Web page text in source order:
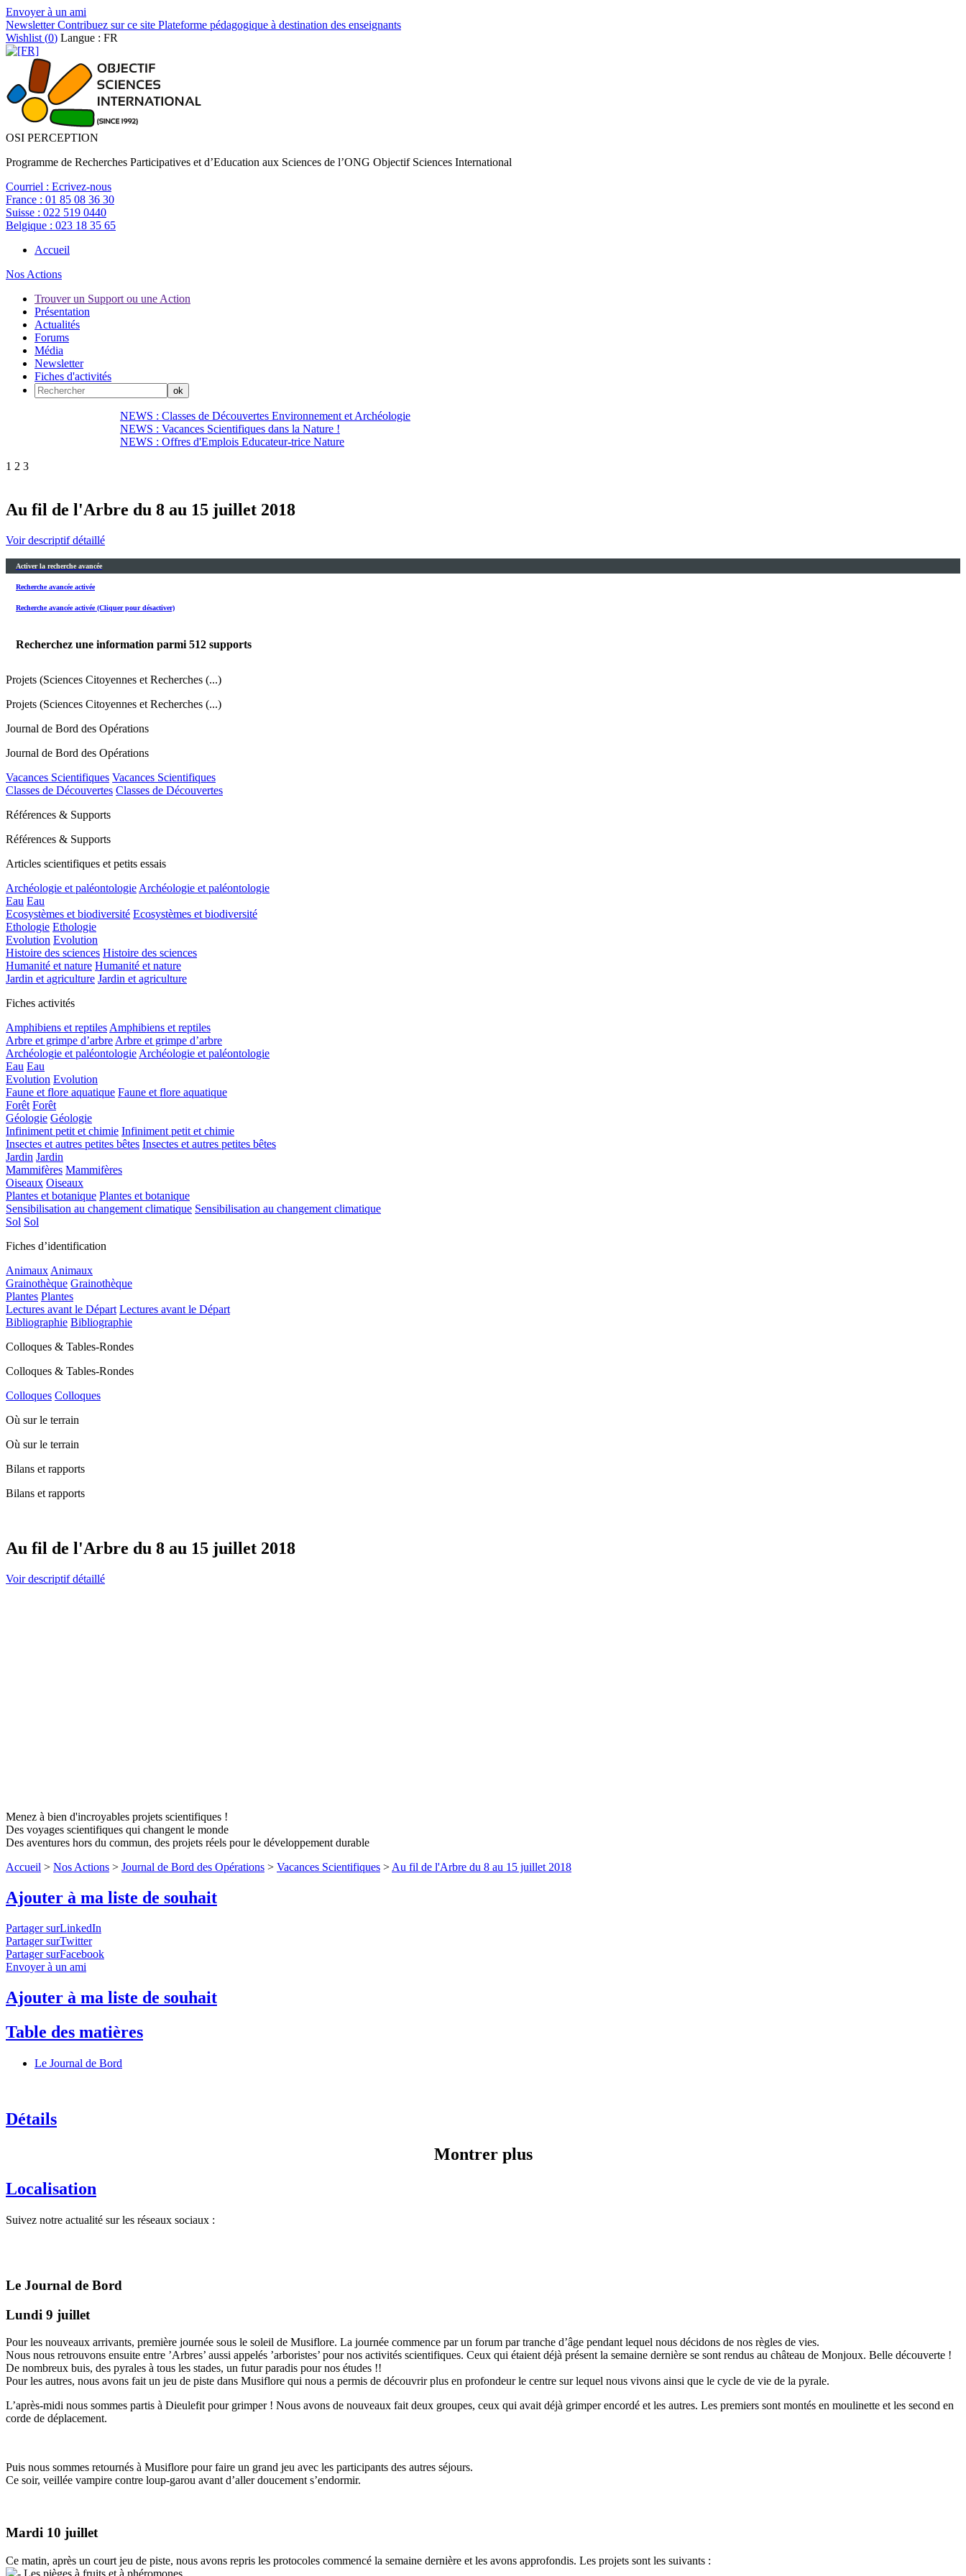
Envoyer à un ami
NewsletterContribuez sur ce site Plateforme pédagogique à destination des enseignants
Wishlist (0) Langue : FR
OSI PERCEPTION
Programme de Recherches Participatives et d’Education aux Sciences de l’ONG Objectif Sciences International
Courriel : Ecrivez-nous
France : 01 85 08 36 30
Suisse : 022 519 0440
Belgique : 023 18 35 65
Accueil
Nos Actions
Trouver un Support ou une Action
Présentation
Actualités
Forums
Média
Newsletter
Fiches d'activités
NEWS : Classes de Découvertes Environnement et Archéologie
NEWS : Vacances Scientifiques dans la Nature !
NEWS : Offres d'Emplois Educateur-trice Nature
1 2 3
Au fil de l'Arbre du 8 au 15 juillet 2018
Voir descriptif détaillé
Activer la recherche avancée
Recherche avancée activée
Recherche avancée activée (Cliquer pour désactiver)
Recherchez une information parmi 512 supports
Projets (Sciences Citoyennes et Recherches (...)
Projets (Sciences Citoyennes et Recherches (...)
Journal de Bord des Opérations
Journal de Bord des Opérations
Vacances Scientifiques Vacances Scientifiques
Classes de Découvertes Classes de Découvertes
Références & Supports
Références & Supports
Articles scientifiques et petits essais
Archéologie et paléontologie Archéologie et paléontologie
Eau Eau
Ecosystèmes et biodiversité Ecosystèmes et biodiversité
Ethologie Ethologie
Evolution Evolution
Histoire des sciences Histoire des sciences
Humanité et nature Humanité et nature
Jardin et agriculture Jardin et agriculture
Fiches activités
Amphibiens et reptiles Amphibiens et reptiles
Arbre et grimpe d’arbre Arbre et grimpe d’arbre
Archéologie et paléontologie Archéologie et paléontologie
Eau Eau
Evolution Evolution
Faune et flore aquatique Faune et flore aquatique
Forêt Forêt
Géologie Géologie
Infiniment petit et chimie Infiniment petit et chimie
Insectes et autres petites bêtes Insectes et autres petites bêtes
Jardin Jardin
Mammifères Mammifères
Oiseaux Oiseaux
Plantes et botanique Plantes et botanique
Sensibilisation au changement climatique Sensibilisation au changement climatique
Sol Sol
Fiches d’identification
Animaux Animaux
Grainothèque Grainothèque
Plantes Plantes
Lectures avant le Départ Lectures avant le Départ
Bibliographie Bibliographie
Colloques & Tables-Rondes
Colloques & Tables-Rondes
Colloques Colloques
Où sur le terrain
Où sur le terrain
Bilans et rapports
Bilans et rapports
Au fil de l'Arbre du 8 au 15 juillet 2018
Voir descriptif détaillé
Menez à bien d'incroyables projets scientifiques !
Des voyages scientifiques qui changent le monde
Des aventures hors du commun, des projets réels pour le développement durable
Accueil > Nos Actions > Journal de Bord des Opérations > Vacances Scientifiques > Au fil de l'Arbre du 8 au 15 juillet 2018
Ajouter à ma liste de souhait
Partager surLinkedIn
Partager surTwitter
Partager surFacebook
Envoyer à un ami
Ajouter à ma liste de souhait
Table des matières
Le Journal de Bord
Détails
Montrer plus
Localisation
Suivez notre actualité sur les réseaux sociaux :
Le Journal de Bord
Lundi 9 juillet
Pour les nouveaux arrivants, première journée sous le soleil de Musiflore. La journée commence par un forum par tranche d’âge pendant lequel nous décidons de nos règles de vies.
Nous nous retrouvons ensuite entre ’Arbres’ aussi appelés ’arboristes’ pour nos activités scientifiques. Ceux qui étaient déjà présent la semaine dernière se sont rendus au château de Monjoux. Belle découverte !
De nombreux buis, des pyrales à tous les stades, un futur paradis pour nos études !!
Pour les autres, nous avons fait un jeu de piste dans Musiflore qui nous a permis de découvrir plus en profondeur le centre sur lequel nous vivons ainsi que le cycle de vie de la pyrale.
L’après-midi nous sommes partis à Dieulefit pour grimper ! Nous avons de nouveaux fait deux groupes, ceux qui avait déjà grimper encordé et les autres. Les premiers sont montés en moulinette et les second en
corde de déplacement.
Puis nous sommes retournés à Musiflore pour faire un grand jeu avec les participants des autres séjours.
Ce soir, veillée vampire contre loup-garou avant d’aller doucement s’endormir.
Mardi 10 juillet
Ce matin, après un court jeu de piste, nous avons repris les protocoles commencé la semaine dernière et les avons approfondis. Les projets sont les suivants :
Les pièges à fruits et à phéromones